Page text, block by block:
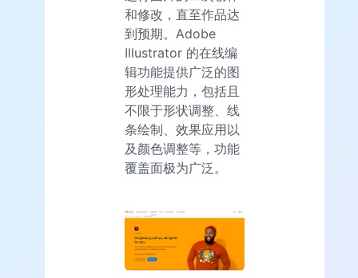
和修改，直至作品达
到预期。Adobe
Illustrator 的在线编
辑功能提供广泛的图
形处理能力，包括且
不限于形状调整、线
条绘制、效果应用以
及颜色调整等，功能
覆盖面极为广泛。